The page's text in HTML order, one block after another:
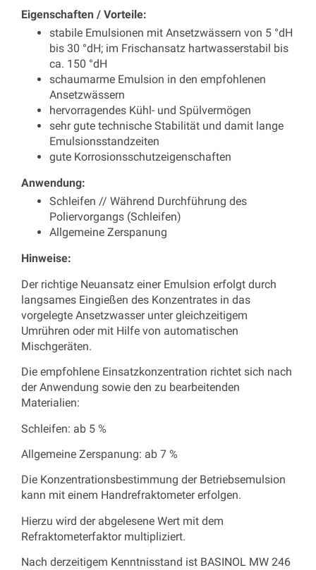
Eigenschaften / Vorteile:
stabile Emulsionen mit Ansetzwässern von 5 °dH
bis 30 °dH; im Frischansatz hartwasserstabil bis
ca. 150 °dH
schaumarme Emulsion in den empfohlenen
Ansetzwässern
hervorragendes Kühl- und Spülvermögen
sehr gute technische Stabilität und damit lange
Emulsionsstandzeiten
gute Korrosionsschutzeigenschaften
Anwendung:
Schleifen // Während Durchführung des
Poliervorgangs (Schleifen)
Allgemeine Zerspanung
Hinweise:
Der richtige Neuansatz einer Emulsion erfolgt durch
langsames Eingießen des Konzentrates in das
vorgelegte Ansetzwasser unter gleichzeitigem
Umrühren oder mit Hilfe von automatischen
Mischgeräten.
Die empfohlene Einsatzkonzentration richtet sich nach
der Anwendung sowie den zu bearbeitenden
Materialien:
Schleifen: ab 5 %
Allgemeine Zerspanung: ab 7 %
Die Konzentrationsbestimmung der Betriebsemulsion
kann mit einem Handrefraktometer erfolgen.
Hierzu wird der abgelesene Wert mit dem
Refraktometerfaktor multipliziert.
Nach derzeitigem Kenntnisstand ist BASINOL MW 246